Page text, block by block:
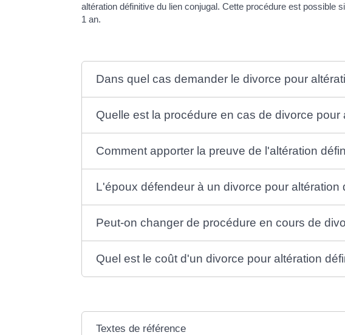
altération définitive du lien conjugal. Cette procédure est possible
1 an.
Dans quel cas demander le divorce pour
Quelle est la procédure en cas de divorce
Comment apporter la preuve de l'altération
L'époux défendeur à un divorce pour altération
Peut-on changer de procédure en cours de
Quel est le coût d'un divorce pour altération
Textes de référence